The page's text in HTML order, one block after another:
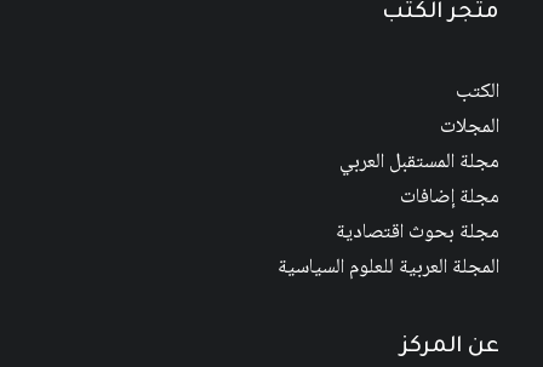
متجر الكتب
الكتب
المجلات
مجلة المستقبل العربي
مجلة إضافات
مجلة بحوث اقتصادية
المجلة العربية للعلوم السياسية
عن المركز